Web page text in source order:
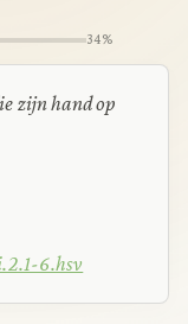
34%
zijn hand op
6.hsv